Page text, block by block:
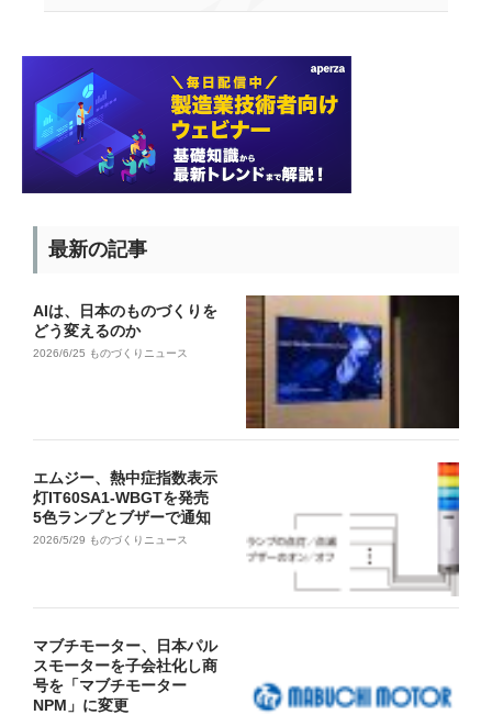
最新の記事
AIは、日本のものづくりを
どう変えるのか
2026/6/25 ものづくりニュース
エムジー、熱中症指数表示
灯IT60SA1-WBGTを発売
5色ランプとブザーで通知
2026/5/29 ものづくりニュース
マブチモーター、日本パル
スモーターを子会社化し商
号を「マブチモーター
NPM」に変更